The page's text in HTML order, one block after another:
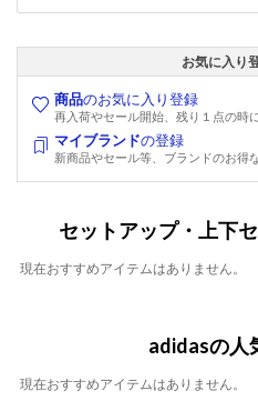
お気に入り
商品のお気に入り登録
再入荷やセール開始、残り１点の時
マイブランドの登録
新商品やセール等、ブランドのお得
セットアップ・上下
現在おすすめアイテムはありません。
adidasの人
現在おすすめアイテムはありません。